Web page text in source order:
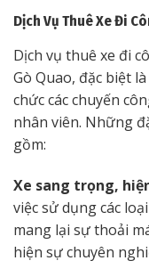
Dịch Vụ Thuê Xe Đi
Dịch vụ thuê xe đi
Gò Quao, đặc biệt
chức các chuyến
nhân viên. Những
gồm:
Xe sang trọng,
việc sử dụng các
mang lại sự thoải
hiện sự chuyên